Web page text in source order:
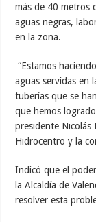
más de 40 metros
aguas negras,
en la zona.
“Estamos
aguas servidas en
tuberías que se
que hemos
presidente Nicolás
Hidrocentro y la
Indicó que el
la Alcaldía de
resolver esta